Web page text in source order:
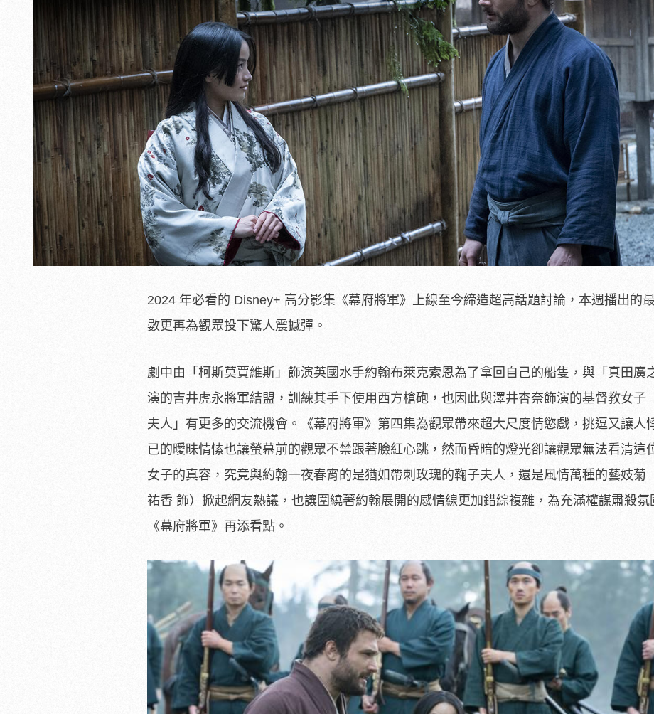
2024 年必看的 Disney+ 高分影集《幕府將軍》上線至今締造超高話題討論，本週播出的
數更再為觀眾投下驚人震撼彈。
劇中由「 柯斯莫賈維斯」飾演英國水手約翰布萊克索恩為了拿回自己的船隻， 與「真田廣
演的吉井虎永將軍結盟， 訓練其手下使用西方槍砲，也因此與澤井杏奈飾演的基督教女子
夫人」有更多的交流機會。《幕府將軍》 第四集為觀眾帶來超大尺度情慾戲， 挑逗又讓人
已的曖昧情愫也讓螢幕前的觀眾不禁跟著臉紅心跳 ，然而昏暗的燈光卻讓觀眾無法看清這
女子的真容， 究竟與約翰一夜春宵的是猶如帶刺玫瑰的鞠子夫人， 還是風情萬種的藝妓菊
祐香 飾）掀起網友熱議，也讓圍繞著約翰展開的感情線更加錯綜複雜， 為充滿權謀肅殺氛
《幕府將軍》再添看點。